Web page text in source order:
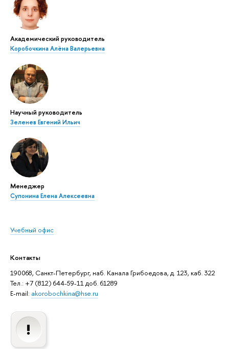
Академический руководитель
Коробочкина Алёна Валерьевна
Научный руководитель
Зеленев Евгений Ильич
Менеджер
Супонина Елена Алексеевна
Учебный офис
Контакты
190068, Санкт-Петербург, наб. Канала Грибоедова, д. 123, каб. 322
Тел.: +7 (812) 644-59-11 доб. 61289
E-mail: akorobochkina@hse.ru